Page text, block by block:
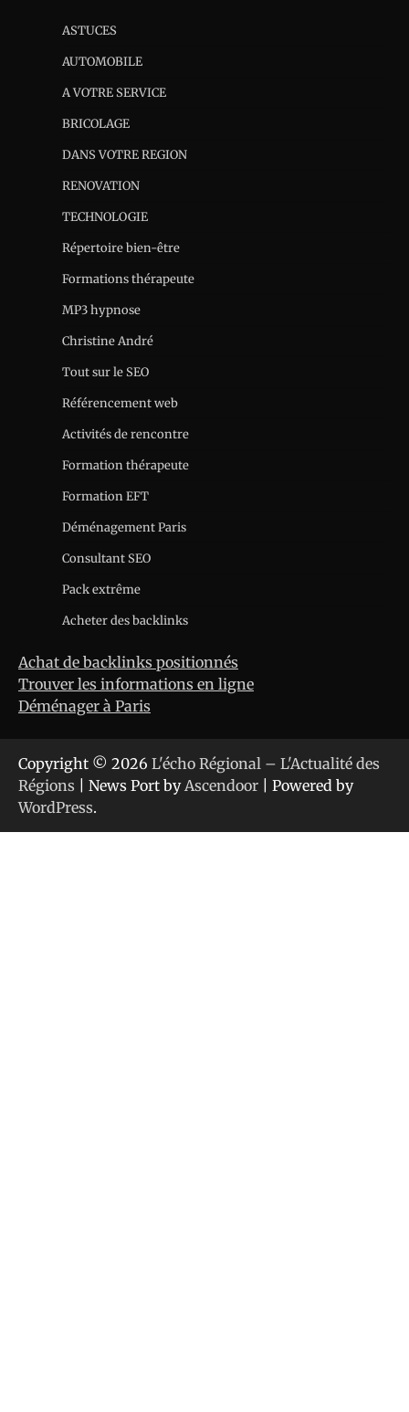
ASTUCES
AUTOMOBILE
A VOTRE SERVICE
BRICOLAGE
DANS VOTRE REGION
RENOVATION
TECHNOLOGIE
Répertoire bien-être
Formations thérapeute
MP3 hypnose
Christine André
Tout sur le SEO
Référencement web
Activités de rencontre
Formation thérapeute
Formation EFT
Déménagement Paris
Consultant SEO
Pack extrême
Acheter des backlinks
Achat de backlinks positionnés
Trouver les informations en ligne
Déménager à Paris
Copyright © 2026 L'écho Régional – L'Actualité des
Régions | News Port byAscendoor | Powered by
WordPress.